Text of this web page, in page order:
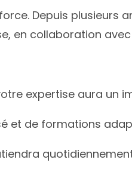
Depuis plusieurs
en collaboration
expertise aura un
et de formations